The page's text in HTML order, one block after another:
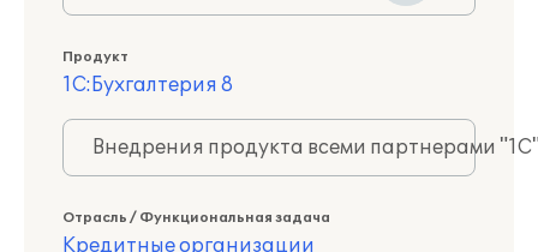
Продукт
1С:Бухгалтерия 8
Внедрения продукта всеми партнерами
Отрасль / Функциональная задача
Кредитные организации